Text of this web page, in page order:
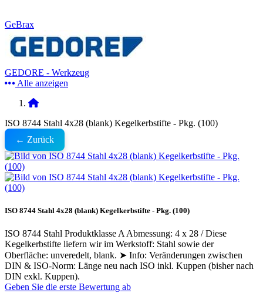
GeBrax
GEDORE - Werkzeug
Alle anzeigen
ISO 8744 Stahl 4x28 (blank) Kegelkerbstifte - Pkg. (100)
← Zurück
ISO 8744 Stahl 4x28 (blank) Kegelkerbstifte - Pkg. (100)
ISO 8744 Stahl Produktklasse A Abmessung: 4 x 28 / Diese
Kegelkerbstifte liefern wir im Werkstoff: Stahl sowie der
Oberfläche: unveredelt, blank. ➤ Info: Veränderungen zwischen
DIN & ISO-Norm: Länge neu nach ISO inkl. Kuppen (bisher nach
DIN exkl. Kuppen).
Geben Sie die erste Bewertung ab